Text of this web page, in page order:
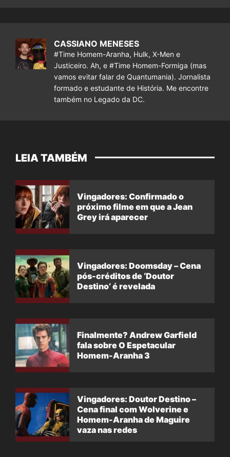
CASSIANO MENESES
#Time Homem-Aranha, Hulk, X-Men e
Justiceiro. Ah, e #Time Homem-Formiga (mas
vamos evitar falar de Quantumania). Jornalista
formado e estudante de História. Me encontre
também no Legado da DC.
LEIA TAMBÉM
Vingadores: Confirmado o
próximo filme em que a Jean
Grey irá aparecer
Vingadores: Doomsday – Cena
pós-créditos de ‘Doutor
Destino’ é revelada
Finalmente? Andrew Garfield
fala sobre O Espetacular
Homem-Aranha 3
Vingadores: Doutor Destino –
Cena final com Wolverine e
Homem-Aranha de Maguire
vaza nas redes